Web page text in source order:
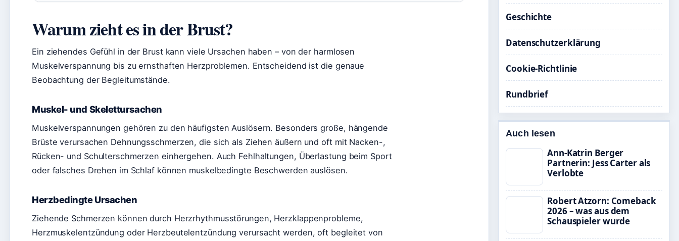
Warum zieht es in der Brust?
Ein ziehendes Gefühl in der Brust kann viele Ursachen haben – von der harmlosen
Muskelverspannung bis zu ernsthaften Herzproblemen. Entscheidend ist die genaue
Beobachtung der Begleitumstände.
Muskel- und Skelettursachen
Muskelverspannungen gehören zu den häufigsten Auslösern. Besonders große, hängende
Brüste verursachen Dehnungsschmerzen, die sich als Ziehen äußern und oft mit Nacken-,
Rücken- und Schulterschmerzen einhergehen. Auch Fehlhaltungen, Überlastung beim Sport
oder falsches Drehen im Schlaf können muskelbedingte Beschwerden auslösen.
Herzbedingte Ursachen
Ziehende Schmerzen können durch Herzrhythmusstörungen, Herzklappenprobleme,
Herzmuskelentzündung oder Herzbeutelentzündung verursacht werden, oft begleitet von
Geschichte
Datenschutzerklärung
Cookie-Richtlinie
Rundbrief
Auch lesen
Ann-Katrin Berger
Partnerin: Jess Carter als
Verlobte
Robert Atzorn: Comeback
2026 – was aus dem
Schauspieler wurde